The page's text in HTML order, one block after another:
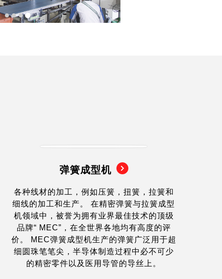
弹簧成型机
各种线材的加工，例如压簧，扭簧，拉簧和
细线的加工和生产。 在精密弹簧与拉簧成型
机领域中，被誉为拥有业界最佳技术的顶级
品牌“ MEC”，在全世界各地均有高度的评
价。 MEC弹簧成型机生产的弹簧广泛用于超
细圆珠笔笔尖，半导体制造过程中必不可少
的精密零件以及医用导管的导丝上。